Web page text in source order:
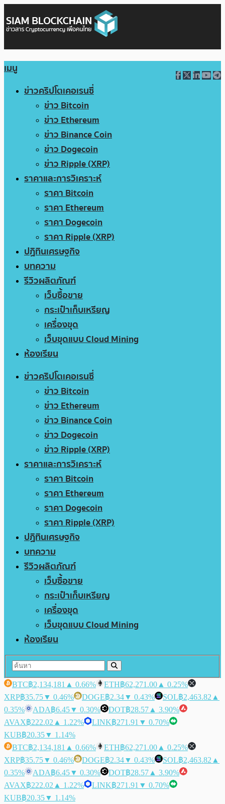
เมนู
ข่าวคริปโตเคอเรนซี่
ข่าว Bitcoin
ข่าว Ethereum
ข่าว Binance Coin
ข่าว Dogecoin
ข่าว Ripple (XRP)
ราคาและการวิเคราะห์
ราคา Bitcoin
ราคา Ethereum
ราคา Dogecoin
ราคา Ripple (XRP)
ปฏิทินเศรษฐกิจ
บทความ
รีวิวผลิตภัณฑ์
เว็บซื้อขาย
กระเป๋าเก็บเหรียญ
เครื่องขุด
เว็บขุดแบบ Cloud Mining
ห้องเรียน
ข่าวคริปโตเคอเรนซี่
ข่าว Bitcoin
ข่าว Ethereum
ข่าว Binance Coin
ข่าว Dogecoin
ข่าว Ripple (XRP)
ราคาและการวิเคราะห์
ราคา Bitcoin
ราคา Ethereum
ราคา Dogecoin
ราคา Ripple (XRP)
ปฏิทินเศรษฐกิจ
บทความ
รีวิวผลิตภัณฑ์
เว็บซื้อขาย
กระเป๋าเก็บเหรียญ
เครื่องขุด
เว็บขุดแบบ Cloud Mining
ห้องเรียน
BTC฿2,134,181 ▲ 0.66% ETH฿62,271.00 ▲ 0.25%
XRP฿35.75▼ 0.46% DOGE฿2.34▼ 0.43% SOL฿2,463.82 ▲
0.35%
ADA฿6.45▼ 0.30% DOT฿28.57 ▲ 3.90%
AVAX฿222.02 ▲ 1.22% LINK฿271.91 ▼ 0.70%
KUB฿20.35▼ 1.14%
BTC฿2,134,181 ▲ 0.66% ETH฿62,271.00 ▲ 0.25%
XRP฿35.75▼ 0.46% DOGE฿2.34▼ 0.43% SOL฿2,463.82 ▲
0.35%
ADA฿6.45▼ 0.30% DOT฿28.57 ▲ 3.90%
AVAX฿222.02 ▲ 1.22% LINK฿271.91 ▼ 0.70%
KUB฿20.35▼ 1.14%